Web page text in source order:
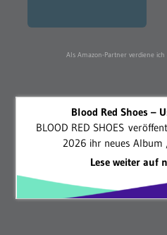
Als Amazon-Partner verdiene
Blood Red Shoes –
BLOOD RED SHOES
2026 ihr neues Album
Lese weiter auf